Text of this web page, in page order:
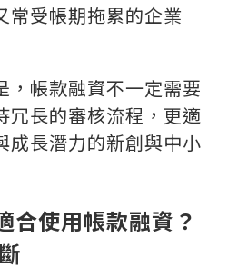
常受帳期拖累的企業
，帳款融資不一定需要
冗長的審核流程，更適
成長潛力的新創與中小
合使用帳款融資？